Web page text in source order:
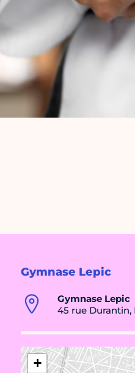
Gymnase Lepic
Gymnase Lepic
45 rue Durantin,
+